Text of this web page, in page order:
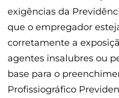
exigências da
que o empregador
corretamente a
agentes insalubres ou
base para o
Profissiográfico